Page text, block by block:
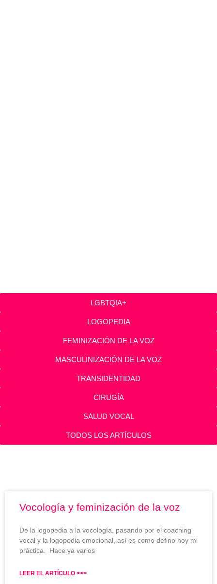
LGBTQIA+
LOGOPEDIA
FEMINIZACIÓN DE LA VOZ
MASCULINIZACIÓN DE LA VOZ
TRANSIDENTIDAD
CIRUGÍA
SALUD VOCAL
TODOS LOS ARTÍCULOS
Vocología y feminización de la voz
De la logopedia a la vocología, pasando por el coaching
vocal y la logopedia emocional, así es como defino hoy mi
práctica. Hace ya varios
LEER EL ARTÍCULO >>>